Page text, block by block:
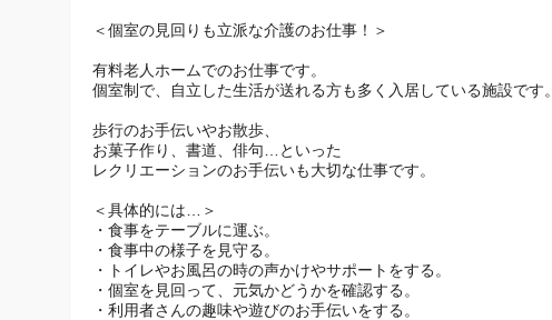
＜個室の見回りも立派な介護のお仕事！＞
有料老人ホームでのお仕事です。
個室制で、自立した生活が送れる方も多く入居している施設です。
歩行のお手伝いやお散歩、
お菓子作り、書道、俳句…といった
レクリエーションのお手伝いも大切な仕事です。
＜具体的には…＞
・食事をテーブルに運ぶ。
・食事中の様子を見守る。
・トイレやお風呂の時の声かけやサポートをする。
・個室を見回って、元気かどうかを確認する。
・利用者さんの趣味や遊びのお手伝いをする。